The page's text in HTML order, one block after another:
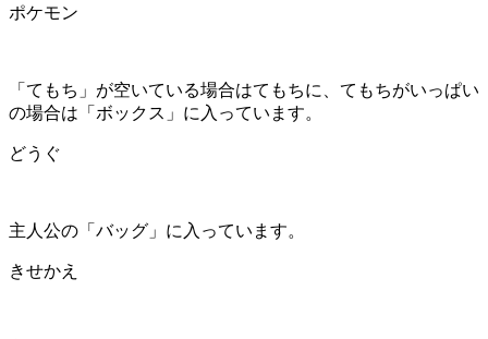
ポケモン
「てもち」が空いている場合はてもちに、てもちがいっぱい
の場合は「ボックス」に入っています。
どうぐ
主人公の「バッグ」に入っています。
きせかえ